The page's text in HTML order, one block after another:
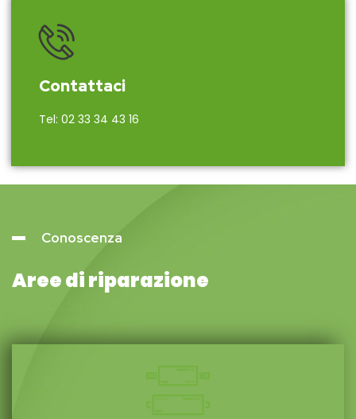
Contattaci
Tel: 02 33 34 43 16
Conoscenza
Aree di riparazione